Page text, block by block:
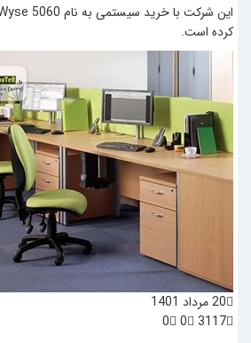
کرده است.
20 مرداد 1401
3117
0
0